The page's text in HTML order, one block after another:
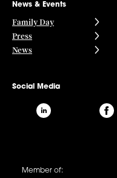
News & Events
Family Day
Press
News
Social Media
Member of: